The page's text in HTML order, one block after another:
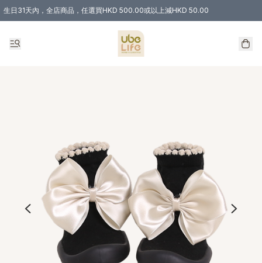
生日31天內，全店商品，任選買HKD 500.00或以上減HKD 50.00
購物滿 HKD 300.00即享免運費優惠！（適用於 特定的送貨方式 )